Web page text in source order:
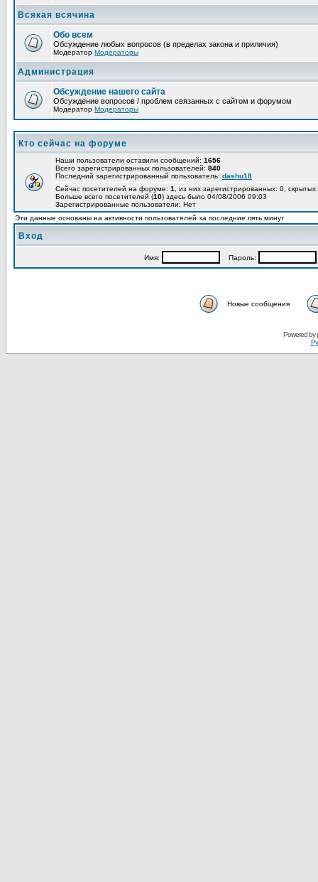
Всякая всячина
Обо всем
Обсуждение любых вопросов (в пределах закона и приличия)
Модератор Модераторы
Администрация
Обсуждение нашего сайта
Обсуждение вопросов / проблем связанных с сайтом и форумом
Модератор Модераторы
Кто сейчас на форуме
Наши пользователи оставили сообщений: 1656
Всего зарегистрированных пользователей: 840
Последний зарегистрированный пользователь: dashu18
Сейчас посетителей на форуме: 1
, из них зарегистрированных: 0,
Больше всего посетителей (10) здесь было 04/08/2006 09:03
Зарегистрированные пользователи: Нет
Эти данные основаны на активности пользователей за последние пять минут
Вход
Имя: Пароль:
Новые сообщения
Powered by